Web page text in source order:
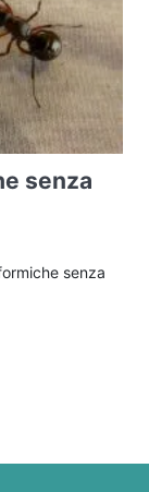
senza
senza